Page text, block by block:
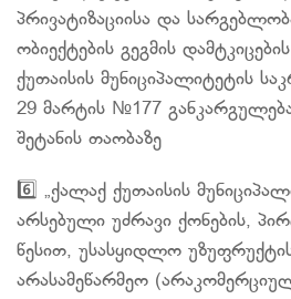
პრივატიზაციისა და
ობიექტების გეგმის
ქუთაისის მუნიციპალიტეტის
29 მარტის №177
შეტანის თაობაზე
6️⃣ „ქალაქ ქუთაისის
არსებული უძრავი ქონების,
წესით, უსასყიდლო
არასამეწარმეო